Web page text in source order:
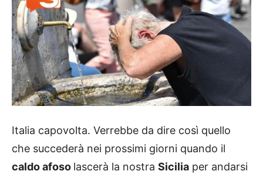
Italia capovolta. Verrebbe da dire così quello
che succederà nei prossimi giorni quando il
caldo afoso lascerà la nostra Sicilia per andarsi